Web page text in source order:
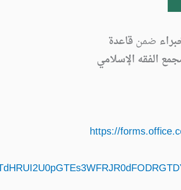
ضمنقاعدة
الفقه الإسلامي
https://